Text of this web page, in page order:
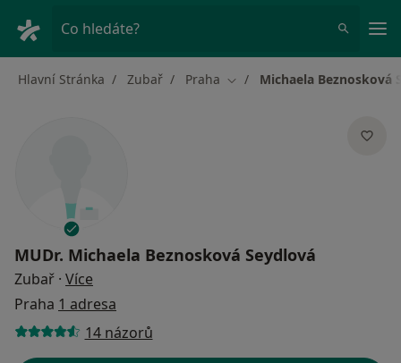
Co hledáte?
Hlavní Stránka Zubař Praha Změna města
Michaela Beznosková
MUDr. Michaela Beznosková Seydlová
Zubař · Více
Praha 1 adresa
14 názorů